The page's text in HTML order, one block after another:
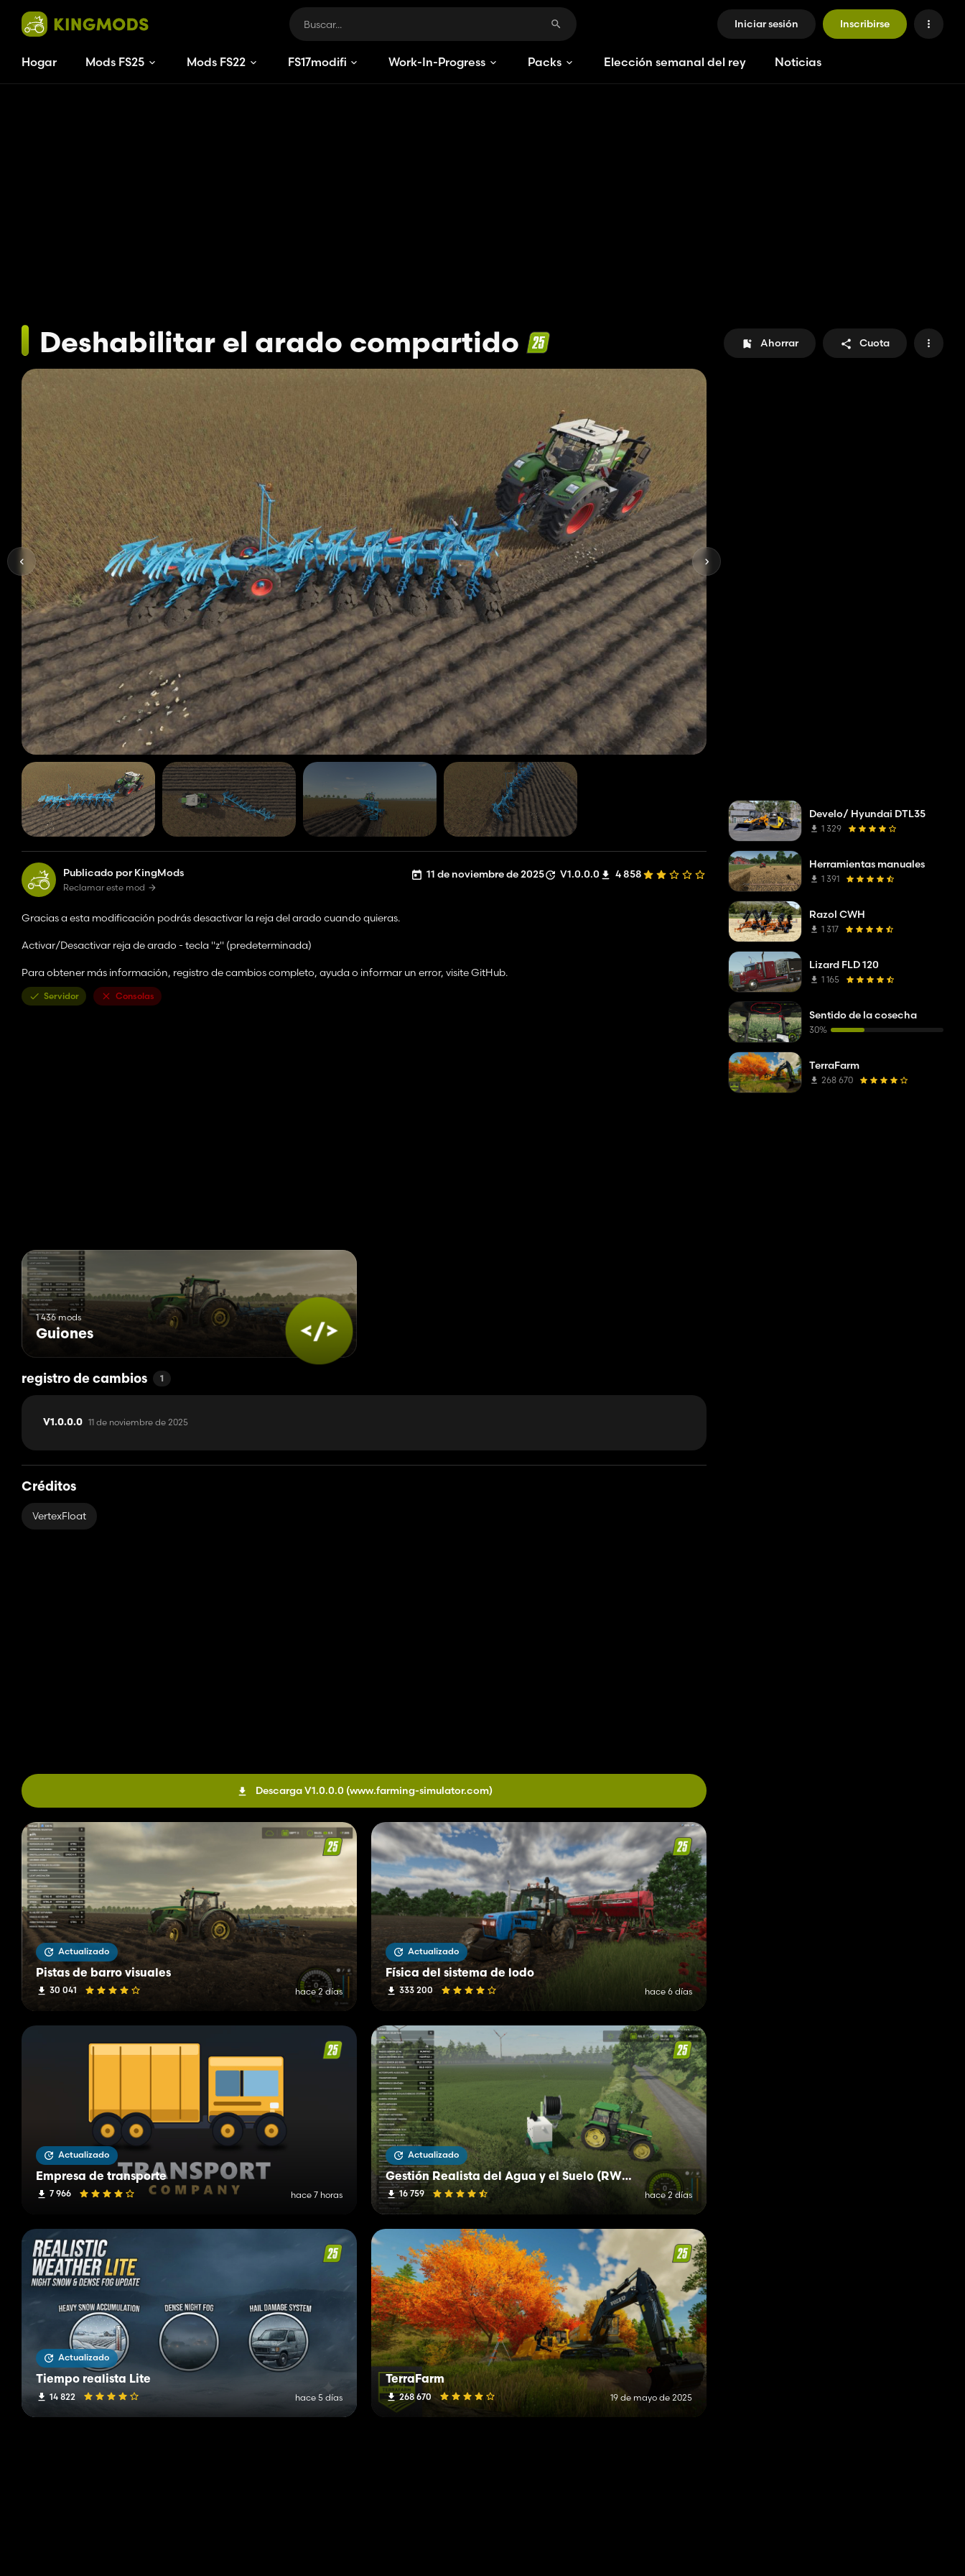
Iniciar sesión Inscribirse
Hogar Mods FS25 Mods FS22 FS17modificacionesWork-In-Progress Packs Elección semanal del rey Noticias
Deshabilitar el arado compartido Ahorrar Cuota
Publicado por KingMods
Reclamar este mod
11 de noviembre de 2025 V1.0.0.0 4 858
Gracias a esta modificación podrás desactivar la reja del arado cuando quieras.
Activar/Desactivar reja de arado - tecla "z" (predeterminada)
Para obtener más información, registro de cambios completo, ayuda o informar un error, visite GitHub.
Servidor Consolas
1 436 mods
Guiones
registro de cambios 1
V1.0.0.0 11 de noviembre de 2025
Créditos
VertexFloat
Descarga V1.0.0.0 (www.farming-simulator.com)
Actualizado
Pistas de barro visuales
30 041 hace 2 días
Actualizado
Física del sistema de lodo
333 200 hace 6 días
Actualizado
Empresa de transporte
7 966 hace 7 horas
Actualizado
Gestión Realista del Agua y el Suelo (RWSM)
16 759 hace 2 días
Actualizado
Tiempo realista Lite
14 822 hace 5 días
TerraFarm
268 670 19 de mayo de 2025
Develo/ Hyundai DTL35
1 329
Herramientas manuales
1 391
Razol CWH
1 317
Lizard FLD 120
1 165
Sentido de la cosecha
30%
TerraFarm
268 670